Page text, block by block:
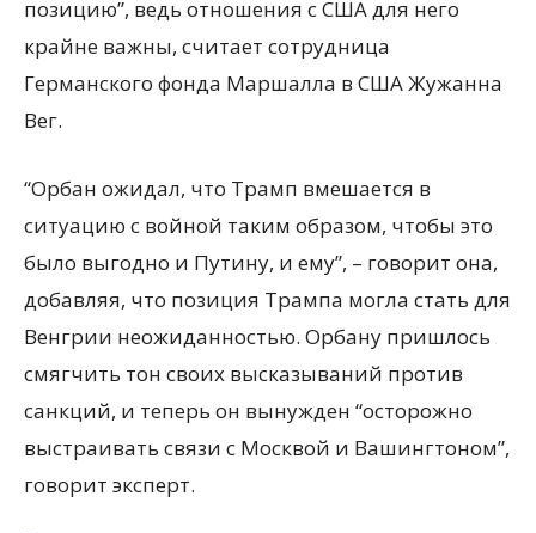
позицию”, ведь отношения с США для него
крайне важны, считает сотрудница
Германского фонда Маршалла в США Жужанна
Вег.
“Орбан ожидал, что Трамп вмешается в
ситуацию с войной таким образом, чтобы это
было выгодно и Путину, и ему”, – говорит она,
добавляя, что позиция Трампа могла стать для
Венгрии неожиданностью. Орбану пришлось
смягчить тон своих высказываний против
санкций, и теперь он вынужден “осторожно
выстраивать связи с Москвой и Вашингтоном”,
говорит эксперт.